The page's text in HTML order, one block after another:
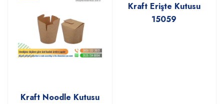
Kraft Noodle Kutusu
Kraft Erişte Kutusu
15059